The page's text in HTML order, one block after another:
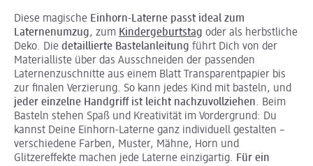
Diese magische Einhorn-Laterne passt ideal zum
Laternenumzug, zum Kindergeburtstag oder als herbstliche
Deko. Die detaillierte Bastelanleitung führt Dich von der
Materialliste über das Ausschneiden der passenden
Laternenzuschnitte aus einem Blatt Transparentpapier bis
zur finalen Verzierung. So kann jedes Kind mit basteln, und
jeder einzelne Handgriff ist leicht nachzuvollziehen. Beim
Basteln stehen Spaß und Kreativität im Vordergrund: Du
kannst Deine Einhorn-Laterne ganz individuell gestalten –
verschiedene Farben, Muster, Mähne, Horn und
Glitzereffekte machen jede Laterne einzigartig. Für ein